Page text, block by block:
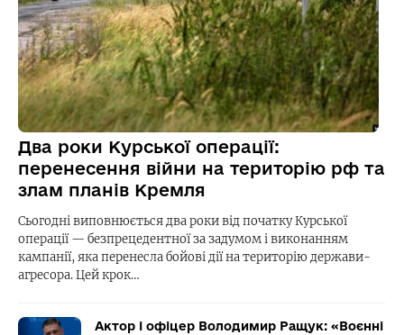
Два роки Курської операції:
перенесення війни на територію рф та
злам планів Кремля
Сьогодні виповнюється два роки від початку Курської
операції — безпрецедентної за задумом і виконанням
кампанії, яка перенесла бойові дії на територію держави-
агресора. Цей крок…
Актор і офіцер Володимир Ращук: «Воєнні